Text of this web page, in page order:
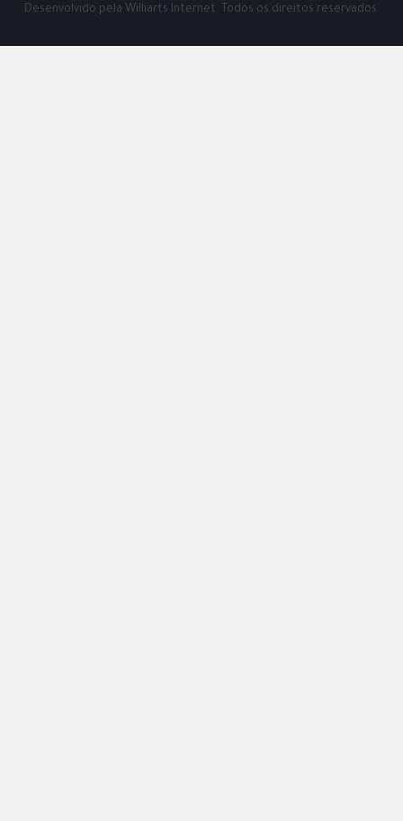
Desenvolvido pela Williarts Internet. Todos os direitos reservados.